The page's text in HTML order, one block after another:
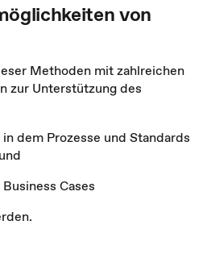
von
Methoden mit zahlreichen
zur Unterstützung des
dem Prozesse und Standards
Cases